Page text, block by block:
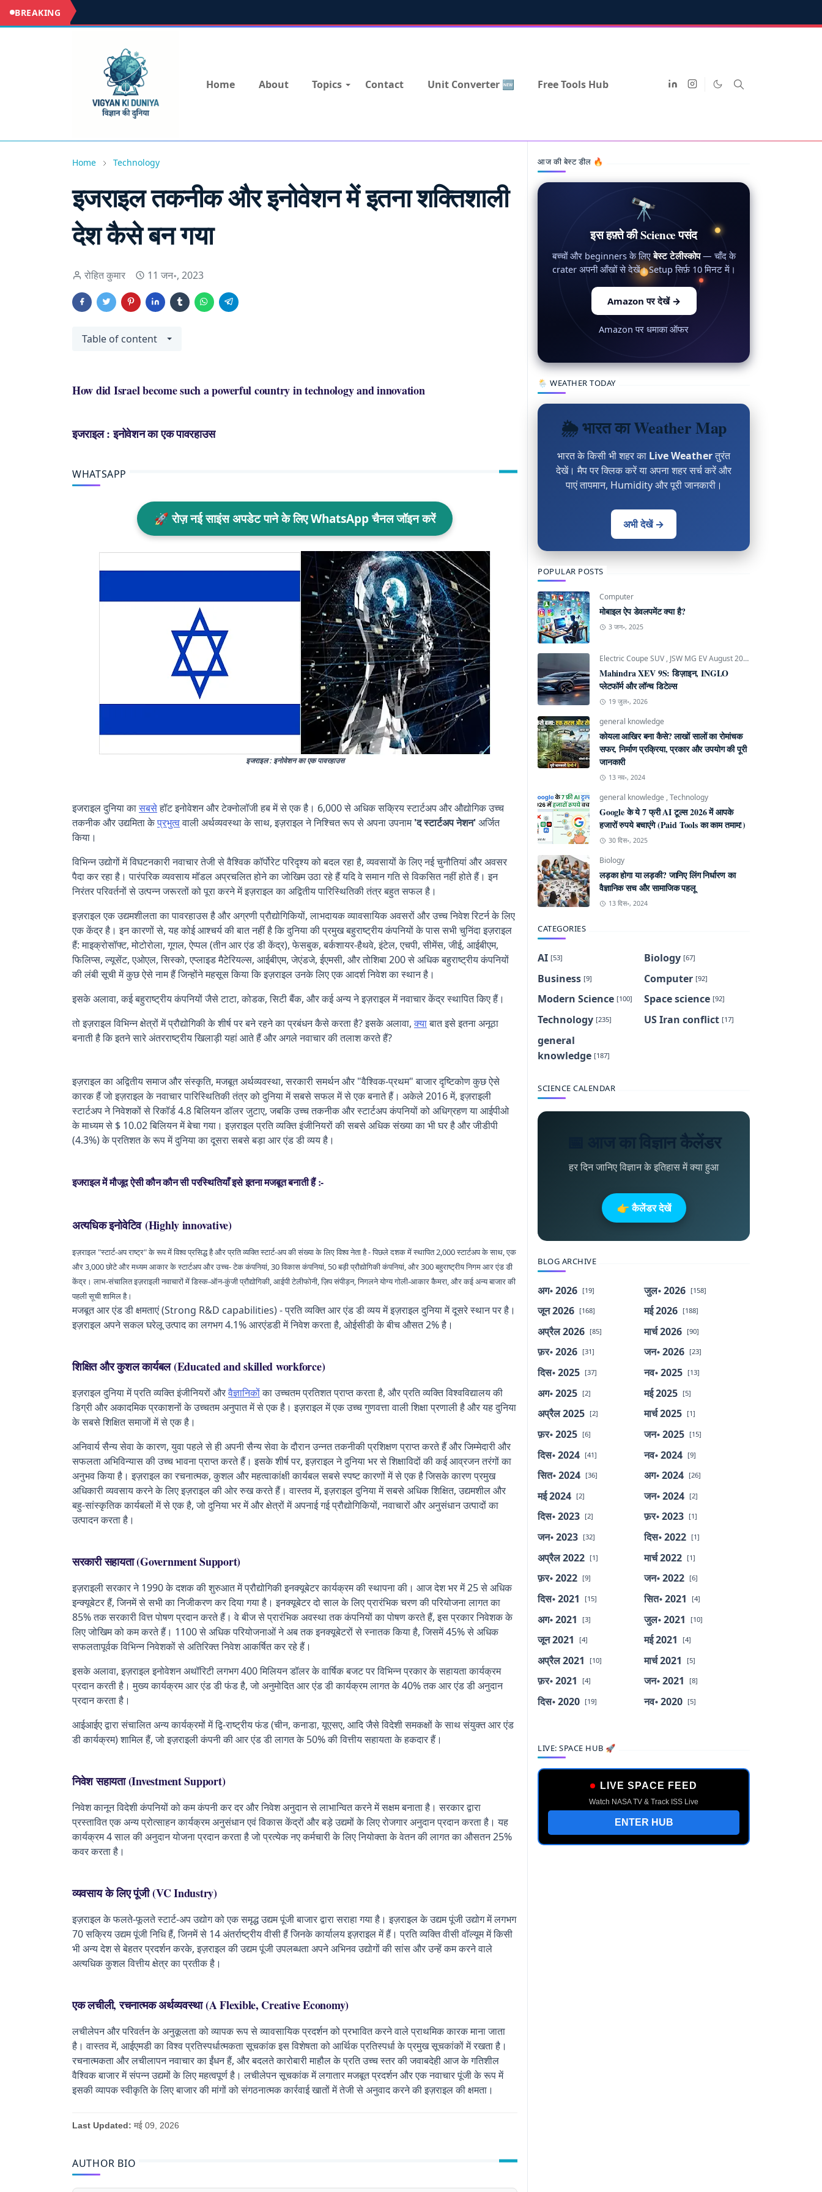
BREAKING
Home About Topics Contact Unit Converter 🆕 Free Tools Hub
Home Technology
इजराइल तकनीक और इनोवेशन में इतना शक्तिशाली
देश कैसे बन गया
रोहित कुमार 11 जन॰, 2023
Table of content
How did Israel become such a powerful country in technology and innovation
इजराइल : इनोवेशन का एक पावरहाउस
WHATSAPP
🚀 रोज़ नई साइंस अपडेट पाने के लिए WhatsApp चैनल जॉइन करें
इजराइल : इनोवेशन का एक पावरहाउस
इजराइल दुनिया कासबसेहॉट इनोवेशन और टेक्नोलॉजी हब में से एक है। 6,000 से अधिक सक्रिय स्टार्टअप और औद्योगिक उच्च
तकनीक और उद्यमिता केप्रभुत्ववाली अर्थव्यवस्था के साथ, इज़राइल ने निश्चित रूप से अपना उपनाम'द स्टार्टअप नेशन'अर्जित
किया।
विभिन्न उद्योगों में विघटनकारी नवाचार तेजी से वैश्विक कॉर्पोरेट परिदृश्य को बदल रहा है, व्यवसायों के लिए नई चुनौतियां और अवसर
पैदा कर रहा है। पारंपरिक व्यवसाय मॉडल अप्रचलित होने का जोखिम उठा रहे हैं यदि वे समान गति से विकसित नहीं होते हैं। इन
निरंतर परिवर्तनों से उत्पन्न जरूरतों को पूरा करने में इज़राइल का अद्वितीय पारिस्थितिकी तंत्र बहुत सफल है।
इज़राइल एक उद्यमशीलता का पावरहाउस है और अग्रणी प्रौद्योगिकियों, लाभदायक व्यावसायिक अवसरों और उच्च निवेश रिटर्न के लिए
एक केंद्र है। इन कारणों से, यह कोई आश्चर्य की बात नहीं है कि दुनिया की प्रमुख बहुराष्ट्रीय कंपनियों के पास सभी चुनिंदा इज़राइल
हैं: माइक्रोसॉफ्ट, मोटोरोला, गूगल, ऐप्पल (तीन आर एंड डी केंद्र), फेसबुक, बर्कशायर-हैथवे, इंटेल, एचपी, सीमेंस, जीई, आईबीएम,
फिलिप्स, ल्यूसेंट, एओएल, सिस्को, एप्लाइड मैटेरियल्स, आईबीएम, जेएंडजे, ईएमसी, और तोशिबा 200 से अधिक बहुराष्ट्रीय कंपनियों
की लंबी सूची में कुछ ऐसे नाम हैं जिन्होंने महसूस किया कि इज़राइल उनके लिए एक आदर्श निवेश का स्थान है।
इसके अलावा, कई बहुराष्ट्रीय कंपनियों जैसे टाटा, कोडक, सिटी बैंक, और कई अन्य ने इज़राइल में नवाचार केंद्र स्थापित किए हैं।
तो इज़राइल विभिन्न क्षेत्रों में प्रौद्योगिकी के शीर्ष पर बने रहने का प्रबंधन कैसे करता है? इसके अलावा,क्याबात इसे इतना अनूठा
बनाती है कि इतने सारे अंतरराष्ट्रीय खिलाड़ी यहां आते हैं और अगले नवाचार की तलाश करते हैं?
इज़राइल का अद्वितीय समाज और संस्कृति, मजबूत अर्थव्यवस्था, सरकारी समर्थन और "वैश्विक-प्रथम" बाजार दृष्टिकोण कुछ ऐसे
कारक हैं जो इज़राइल के नवाचार पारिस्थितिकी तंत्र को दुनिया में सबसे सफल में से एक बनाते हैं। अकेले 2016 में, इज़राइली
स्टार्टअप ने निवेशकों से रिकॉर्ड 4.8 बिलियन डॉलर जुटाए, जबकि उच्च तकनीक और स्टार्टअप कंपनियों को अधिग्रहण या आईपीओ
के माध्यम से $ 10.02 बिलियन में बेचा गया। इज़राइल प्रति व्यक्ति इंजीनियरों की सबसे अधिक संख्या का भी घर है और जीडीपी
(4.3%) के प्रतिशत के रूप में दुनिया का दूसरा सबसे बड़ा आर एंड डी व्यय है।
इजराइल में मौजूद ऐसी कौन कौन सी परस्थितियाँ इसे इतना मजबूत बनाती हैं :-
अत्यधिक इनोवेटिव (Highly innovative)
इज़राइल "स्टार्ट-अप राष्ट्र" के रूप में विश्व प्रसिद्ध है और प्रति व्यक्ति स्टार्ट-अप की संख्या के लिए विश्व नेता है - पिछले दशक में स्थापित 2,000 स्टार्टअप के साथ, एक
और 3,000 छोटे और मध्यम आकार के स्टार्टअप और उच्च- टेक कंपनियां, 30 विकास कंपनियां, 50 बड़ी प्रौद्योगिकी कंपनियां, और 300 बहुराष्ट्रीय निगम आर एंड डी
केंद्र। लाभ-संचालित इज़राइली नवाचारों में डिस्क-ऑन-कुंजी प्रौद्योगिकी, आईपी टेलीफोनी, ज़िप संपीड़न, निगलने योग्य गोली-आकार कैमरा, और कई अन्य बाजार की
पहली सूची शामिल है।
मजबूत आर एंड डी क्षमताएं (Strong R&D capabilities) - प्रति व्यक्ति आर एंड डी व्यय में इज़राइल दुनिया में दूसरे स्थान पर है।
इज़राइल अपने सकल घरेलू उत्पाद का लगभग 4.1% आरएंडडी में निवेश करता है, ओईसीडी के बीच औसत 2% है।
शिक्षित और कुशल कार्यबल (Educated and skilled workforce)
इज़राइल दुनिया में प्रति व्यक्ति इंजीनियरों औरवैज्ञानिकोंका उच्चतम प्रतिशत प्राप्त करता है, और प्रति व्यक्ति विश्वविद्यालय की
डिग्री और अकादमिक प्रकाशनों के उच्चतम अनुपात में से एक है। इज़राइल में एक उच्च गुणवत्ता वाली शिक्षा प्रणाली है और यह दुनिया
के सबसे शिक्षित समाजों में से एक है।
अनिवार्य सैन्य सेवा के कारण, युवा पहले से ही अपनी सैन्य सेवा के दौरान उन्नत तकनीकी प्रशिक्षण प्राप्त करते हैं और जिम्मेदारी और
सफलता अभिविन्यास की उच्च भावना प्राप्त करते हैं। इसके शीर्ष पर, इज़राइल ने दुनिया भर से शिक्षाविदों की कई आव्रजन तरंगों का
अनुभव किया है। इज़राइल का रचनात्मक, कुशल और महत्वाकांक्षी कार्यबल सबसे स्पष्ट कारणों में से एक है जिसके कारण प्रमुख
अधिकारी व्यवसाय करने के लिए इज़राइल की ओर रुख करते हैं। वास्तव में, इज़राइल दुनिया में सबसे अधिक शिक्षित, उद्यमशील और
बहु-सांस्कृतिक कार्यबलों में से एक है, जो दुनिया भर में और क्षेत्रों में अपनाई गई प्रौद्योगिकियों, नवाचारों और अनुसंधान उत्पादों का
उत्पादन करता है।
सरकारी सहायता (Government Support)
इज़राइली सरकार ने 1990 के दशक की शुरुआत में प्रौद्योगिकी इनक्यूबेटर कार्यक्रम की स्थापना की। आज देश भर में 25 से अधिक
इन्क्यूबेटर हैं, जिनमें से सभी का निजीकरण कर दिया गया है। इनक्यूबेटर दो साल के लिए प्रारंभिक चरण की परियोजना लागत का
85% तक सरकारी वित्त पोषण प्रदान करते हैं। वे बीज से प्रारंभिक अवस्था तक कंपनियों का पोषण करते हैं, इस प्रकार निवेशक के
लिए जोखिम को कम करते हैं। 1100 से अधिक परियोजनाओं ने अब तक इनक्यूबेटरों से स्नातक किया है, जिसमें 45% से अधिक
सफलतापूर्वक विभिन्न निवेशकों से अतिरिक्त निवेश आकर्षित कर रहे हैं।
इसके अलावा, इज़राइल इनोवेशन अथॉरिटी लगभग 400 मिलियन डॉलर के वार्षिक बजट पर विभिन्न प्रकार के सहायता कार्यक्रम
प्रदान करती है। मुख्य कार्यक्रम आर एंड डी फंड है, जो अनुमोदित आर एंड डी कार्यक्रम लागत के 40% तक आर एंड डी अनुदान
प्रदान करता है।
आईआईए द्वारा संचालित अन्य कार्यक्रमों में द्वि-राष्ट्रीय फंड (चीन, कनाडा, यूएसए, आदि जैसे विदेशी समकक्षों के साथ संयुक्त आर एंड
डी कार्यक्रम) शामिल हैं, जो इज़राइली कंपनी की आर एंड डी लागत के 50% की वित्तीय सहायता के हकदार हैं।
निवेश सहायता (Investment Support)
निवेश कानून विदेशी कंपनियों को कम कंपनी कर दर और निवेश अनुदान से लाभान्वित करने में सक्षम बनाता है। सरकार द्वारा
प्रस्तावित एक अन्य प्रोत्साहन कार्यक्रम अनुसंधान एवं विकास केंद्रों और बड़े उद्यमों के लिए रोजगार अनुदान प्रदान करता है। यह
कार्यक्रम 4 साल की अनुदान योजना प्रदान करता है जो प्रत्येक नए कर्मचारी के लिए नियोक्ता के वेतन की लागत का औसतन 25%
कवर करता है।
व्यवसाय के लिए पूंजी (VC Industry)
इज़राइल के फलते-फूलते स्टार्ट-अप उद्योग को एक समृद्ध उद्यम पूंजी बाजार द्वारा सराहा गया है। इज़राइल के उद्यम पूंजी उद्योग में लगभग
70 सक्रिय उद्यम पूंजी निधि हैं, जिनमें से 14 अंतर्राष्ट्रीय वीसी हैं जिनके कार्यालय इज़राइल में हैं। प्रति व्यक्ति वीसी वॉल्यूम में किसी
भी अन्य देश से बेहतर प्रदर्शन करके, इज़राइल की उद्यम पूंजी उपलब्धता अपने अभिनव उद्योगों की सांस और उन्हें कम करने वाले
अत्यधिक कुशल वित्तीय क्षेत्र का प्रतीक है।
एक लचीली, रचनात्मक अर्थव्यवस्था (A Flexible, Creative Economy)
लचीलेपन और परिवर्तन के अनुकूलता को व्यापक रूप से व्यावसायिक प्रदर्शन को प्रभावित करने वाले प्राथमिक कारक माना जाता
है। वास्तव में, आईएमडी का विश्व प्रतिस्पर्धात्मकता सूचकांक इस विशेषता को आर्थिक प्रतिस्पर्धा के प्रमुख सूचकांकों में रखता है।
रचनात्मकता और लचीलापन नवाचार का ईंधन हैं, और बदलते कारोबारी माहौल के प्रति उच्च स्तर की जवाबदेही आज के गतिशील
वैश्विक बाजार में संपन्न उद्यमों के लिए महत्वपूर्ण है। लचीलेपन सूचकांक में लगातार मजबूत प्रदर्शन और एक नवाचार पूंजी के रूप में
इसकी व्यापक स्वीकृति के लिए बाजार की मांगों को संगठनात्मक कार्रवाई खातों में तेजी से अनुवाद करने की इज़राइल की क्षमता।
Last Updated: मई 09, 2026
AUTHOR BIO
आज की बेस्ट डील 🔥
🔭
इस हफ़्ते की Science पसंद
बच्चों और beginners के लिएबेस्ट टेलीस्कोप— चाँद के
crater अपनी आँखों से देखें। Setup सिर्फ़ 10 मिनट में।
Amazon पर देखें →
Amazon पर धमाका ऑफर
🌦 WEATHER TODAY
🌦 भारत का Weather Map
भारत के किसी भी शहर का Live Weatherतुरंत
देखें। मैप पर क्लिक करें या अपना शहर सर्च करें और
पाएं तापमान, Humidity और पूरी जानकारी।
अभी देखें →
POPULAR POSTS
Computer
मोबाइल ऐप डेवलपमेंट क्या है?
3 जन॰, 2025
Electric Coupe SUV , JSW MG EV August 2026
Mahindra XEV 9S: डिज़ाइन, INGLO
प्लेटफॉर्म और लॉन्च डिटेल्स
19 जुल॰, 2026
general knowledge
कोयला आखिर बना कैसे? लाखों सालों का रोमांचक
सफर, निर्माण प्रक्रिया, प्रकार और उपयोग की पूरी
जानकारी
13 नव॰, 2024
general knowledge ,Technology
Google के ये 7 फ्री AI टूल्स 2026 में आपके
हजारों रुपये बचाएंगे (Paid Tools का काम तमाम!)
30 दिस॰, 2025
Biology
लड़का होगा या लड़की? जानिए लिंग निर्धारण का
वैज्ञानिक सच और सामाजिक पहलू
13 दिस॰, 2024
CATEGORIES
AI [53] Biology [67]
Business [9] Computer [92]
Modern Science [100] Space science [92]
Technology [235] US Iran conflict [17]
general
knowledge [187]
SCIENCE CALENDAR
📅 आज का विज्ञान कैलेंडर
हर दिन जानिए विज्ञान के इतिहास में क्या हुआ
👉 कैलेंडर देखें
BLOG ARCHIVE
अग॰ 2026 [19] जुल॰ 2026 [158]
जून 2026 [168] मई 2026 [188]
अप्रैल 2026 [85] मार्च 2026 [90]
फ़र॰ 2026 [31] जन॰ 2026 [23]
दिस॰ 2025 [37] नव॰ 2025 [13]
अग॰ 2025 [2] मई 2025 [5]
अप्रैल 2025 [2] मार्च 2025 [1]
फ़र॰ 2025 [6] जन॰ 2025 [15]
दिस॰ 2024 [41] नव॰ 2024 [9]
सित॰ 2024 [36] अग॰ 2024 [26]
मई 2024 [2] जन॰ 2024 [2]
दिस॰ 2023 [2] फ़र॰ 2023 [1]
जन॰ 2023 [32] दिस॰ 2022 [1]
अप्रैल 2022 [1] मार्च 2022 [1]
फ़र॰ 2022 [9] जन॰ 2022 [6]
दिस॰ 2021 [15] सित॰ 2021 [4]
अग॰ 2021 [3] जुल॰ 2021 [10]
जून 2021 [4] मई 2021 [4]
अप्रैल 2021 [10] मार्च 2021 [5]
फ़र॰ 2021 [4] जन॰ 2021 [8]
दिस॰ 2020 [19] नव॰ 2020 [5]
LIVE: SPACE HUB 🚀
LIVE SPACE FEED
Watch NASA TV & Track ISS Live
ENTER HUB